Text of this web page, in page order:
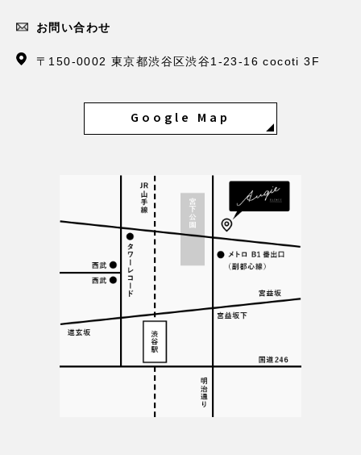
お問い合わせ
〒150-0002 東京都渋谷区渋谷1-23-16 cocoti 3F
Google Map